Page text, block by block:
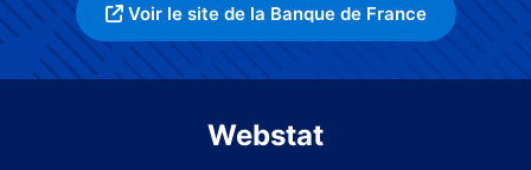
Voir le site de la Banque de France
Webstat